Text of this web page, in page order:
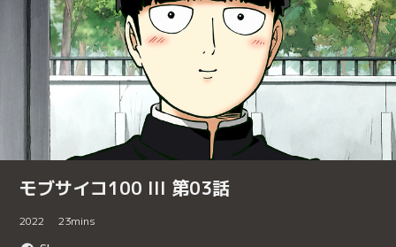
モブサイコ100 III 第03話
2022 23mins